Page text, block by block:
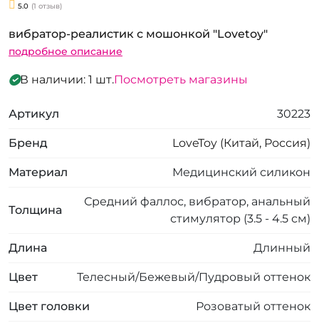
5.0 (1 отзыв)
вибратор-реалистик с мошонкой "Lovetoy"
подробное описание
В наличии: 1 шт.Посмотреть магазины
Артикул 30223
Бренд LoveToy (Китай, Россия)
Материал Медицинский силикон
Толщина
Средний фаллос, вибратор, анальный
стимулятор (3.5 - 4.5 см)
Длина Длинный
Цвет Телесный/Бежевый/Пудровый оттенок
Цвет головки Розоватый оттенок